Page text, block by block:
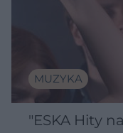
MUZYKA
"ESKA Hity